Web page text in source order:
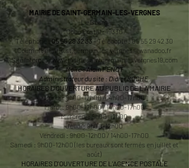
MAIRIE DE SAINT-GERMAIN-LES-VERGNES
Le Bourg
Code Postal : 19330
Téléphone : 05 55 29 32 33- Télécopie :05 55 29 42 30
Courriel :mairie.st.germain.les.vergnes@wanadoo.fr
Site Internet :www.mairiesaintgermainlesvergnes19.com
Maire : Alain PENOT
Administrateur du site : Didier ROCHE
HORAIRES D'OUVERTURE AU PUBLIC DE LA MAIRIE
Lundi : 9h00-12h00 / 14h00-17h00
Mardi : 9h00-12h00 / 14h00-17h00
Mercredi : 9h00-12h00
Jeudi : 9h00-12h00
Vendredi : 9h00-12h00 / 14h00-17h00
Samedi : 9h00-12h00 (les bureaux sont fermés en juillet et
août)
HORAIRES D'OUVERTURE DE L'AGENCE POSTALE